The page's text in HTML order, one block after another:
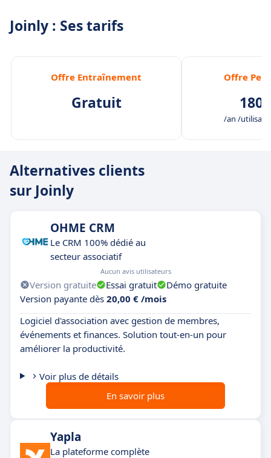
Joinly : Ses tarifs
Offre Entraînement
Gratuit
Offre
/an /
Alternatives clients
sur Joinly
OHME CRM
Le CRM 100% dédié au
secteur associatif
Aucun avis utilisateurs
Version gratuite Essai gratuit
Démo gratuite
Version payante dès 20,00 € /mois
Logiciel d'association avec gestion de membres,
événements et finances. Solution tout-en-un pour
améliorer la productivité.
Voir plus de détails
En savoir plus
Yapla
La plateforme complète